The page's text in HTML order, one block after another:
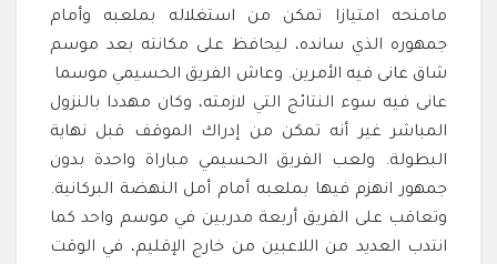
مامنحه امتيازا تمكن من استغلاله بملعبه وأمام
جمهوره الذي سانده، ليحافظ على مكانته بعد موسم
شاق عانى فيه الأمرين. وعاش الفريق الحسيمي موسما
عانى فيه سوء النتائج التي لازمته، وكان مهددا بالنزول
المباشر غير أنه تمكن من إدراك الموقف قبل نهاية
البطولة. ولعب الفريق الحسيمي مباراة واحدة بدون
جمهور انهزم فيها بملعبه أمام أمل النهضة البركانية.
وتعاقب على الفريق أربعة مدربين في موسم واحد كما
انتدب العديد من اللاعبين من خارج الإقليم، في الوقت